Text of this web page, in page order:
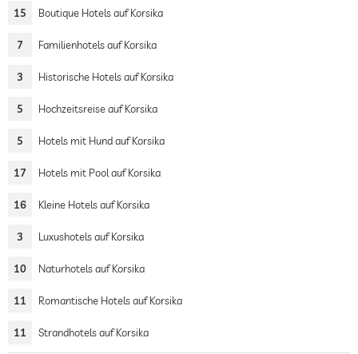
15 Boutique Hotels auf Korsika
7 Familienhotels auf Korsika
3 Historische Hotels auf Korsika
5 Hochzeitsreise auf Korsika
5 Hotels mit Hund auf Korsika
17 Hotels mit Pool auf Korsika
16 Kleine Hotels auf Korsika
3 Luxushotels auf Korsika
10 Naturhotels auf Korsika
11 Romantische Hotels auf Korsika
11 Strandhotels auf Korsika